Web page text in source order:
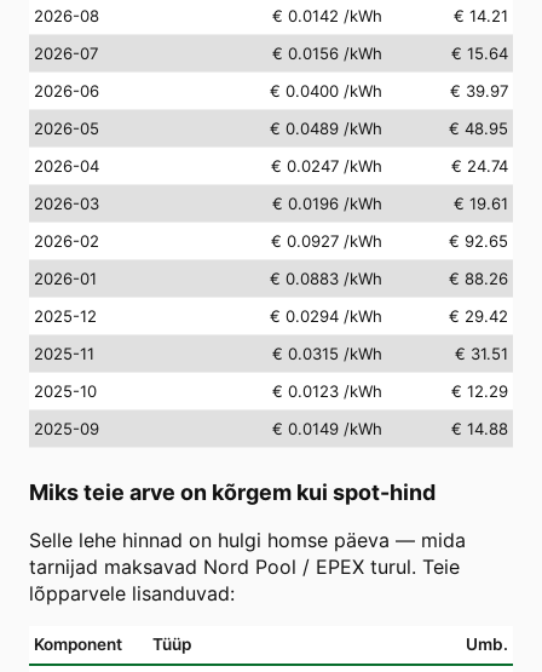
2026-08 € 0.0142 /kWh
€ 14.21
2026-07
€ 0.0156 /kWh
€ 15.64
2026-06
€ 0.0400 /kWh
€ 39.97
2026-05
€ 0.0489 /kWh
€ 48.95
2026-04
€ 0.0247 /kWh
€ 24.74
2026-03
€ 0.0196 /kWh
€ 19.61
2026-02
€ 0.0927 /kWh
€ 92.65
2026-01
€ 0.0883 /kWh
€ 88.26
2025-12
€ 0.0294 /kWh
€ 29.42
2025-11
€ 0.0315 /kWh
€ 31.51
2025-10
€ 0.0123 /kWh
€ 12.29
2025-09
€ 0.0149 /kWh € 14.88
Miks teie arve on kõrgem kui spot-hind
Selle lehe hinnad on hulgi homse päeva — mida
tarnijad maksavad Nord Pool / EPEX turul. Teie
lõpparvele lisanduvad:
Komponent Tüüp Umb.